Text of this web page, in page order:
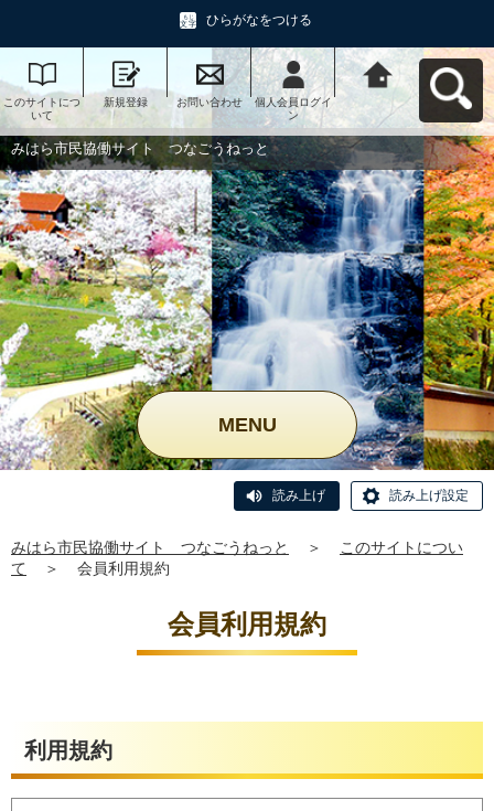
ひらがなをつける
このサイトにつ
いて
新規登録 お問い合わせ
個人会員ログイ
ン
みはら市民協働
サイト つなご
うねっとへ戻る
みはら市民協働サイト つなごうねっと
MENU
読み上げ 読み上げ設定
みはら市民協働サイト つなごうねっと ＞
このサイトについ
て
＞ 会員利用規約
会員利用規約
利用規約